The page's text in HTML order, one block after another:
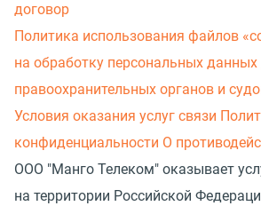
договор
Политика использования файлов
на обработку персональных данных
правоохранительных органов и
Условия оказания услуг связи
конфиденциальности О
ООО "Манго Телеком" оказывает
на территории Российской